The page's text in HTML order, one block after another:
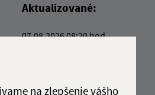
na zlepšenie vášho
Aktualizované:
07.08.2026 08:20 hod.